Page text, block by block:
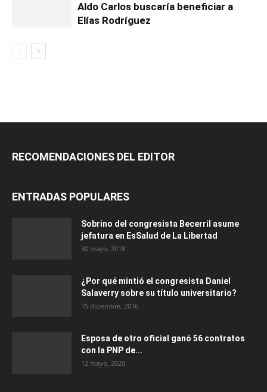
Aldo Carlos buscaría beneficiar a
Elías Rodríguez
RECOMENDACIONES DEL EDITOR
ENTRADAS POPULARES
Sobrino del congresista Becerril asume
jefatura en EsSalud de La Libertad
30 mayo, 2018
¿Por qué mintió el congresista Daniel
Salaverry sobre su título universitario?
15 diciembre, 2016
Esposa de otro oficial ganó 56 contratos
con la PNP de...
12 mayo, 2020